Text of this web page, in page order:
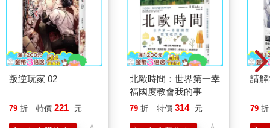
叛逆玩家 02
79 折 特價 221 元
北歐時間：世界第一幸
福國度教會我的事
79 折 特價 314 元
請解
79 折